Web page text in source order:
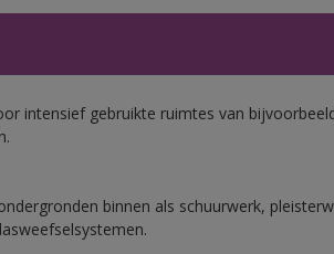
intensief gebruikte ruimtes van
binnen als schuurwerk,